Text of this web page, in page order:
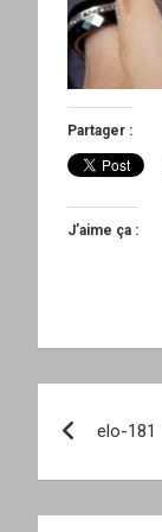
Partager :
J’aime ça :
de
l’article
elo-181